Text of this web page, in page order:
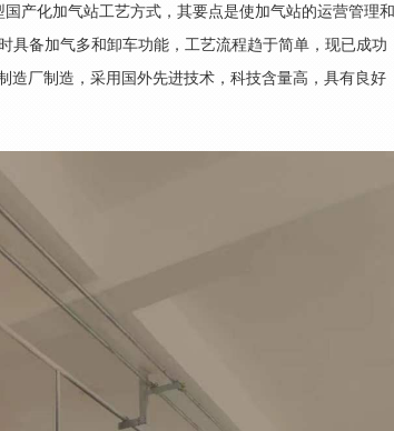
产化加气站工艺方式，其要点是使加气站的运营管理和
具备加气多和卸车功能，工艺流程趋于简单，现已成功
造厂制造，采用国外先进技术，科技含量高，具有良好